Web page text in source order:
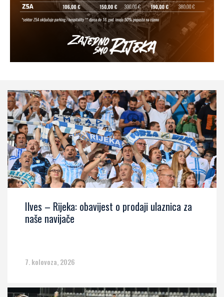
Ilves – Rijeka: obavijest o prodaji ulaznica za
naše navijače
7. kolovoza, 2026